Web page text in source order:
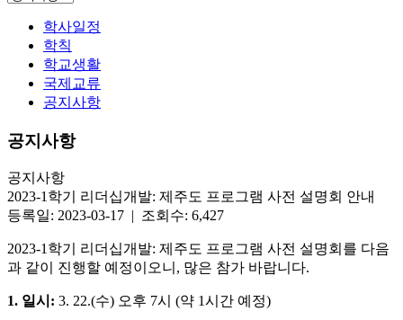
학사일정
학칙
학교생활
국제교류
공지사항
공지사항
공지사항
2023-1학기 리더십개발: 제주도 프로그램 사전 설명회 안내
등록일: 2023-03-17 | 조회수: 6,427
2023-1학기 리더십개발: 제주도 프로그램 사전 설명회를 다음
과 같이 진행할 예정이오니, 많은 참가 바랍니다.
1. 일시: 3. 22.(수) 오후 7시 (약 1시간 예정)